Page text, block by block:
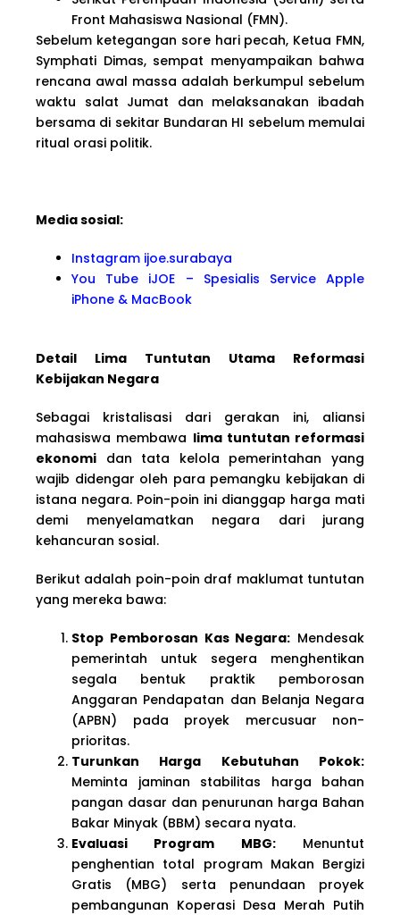
Front Mahasiswa Nasional (FMN).
Sebelum ketegangan sore hari pecah, Ketua FMN,
Symphati Dimas, sempat menyampaikan bahwa
rencana awal massa adalah berkumpul sebelum
waktu salat Jumat dan melaksanakan ibadah
bersama di sekitar Bundaran HI sebelum memulai
ritual orasi politik.
Media sosial:
Instagram ijoe.surabaya
You Tube iJOE – Spesialis Service Apple
iPhone & MacBook
Detail Lima Tuntutan Utama Reformasi
Kebijakan Negara
Sebagai kristalisasi dari gerakan ini, aliansi
mahasiswa membawa lima tuntutan reformasi
ekonomi dan tata kelola pemerintahan yang
wajib didengar oleh para pemangku kebijakan di
istana negara. Poin-poin ini dianggap harga mati
demi menyelamatkan negara dari jurang
kehancuran sosial.
Berikut adalah poin-poin draf maklumat tuntutan
yang mereka bawa:
Stop Pemborosan Kas Negara: Mendesak
pemerintah untuk segera menghentikan
segala bentuk praktik pemborosan
Anggaran Pendapatan dan Belanja Negara
(APBN) pada proyek mercusuar non-
prioritas.
Turunkan Harga Kebutuhan Pokok:
Meminta jaminan stabilitas harga bahan
pangan dasar dan penurunan harga Bahan
Bakar Minyak (BBM) secara nyata.
Evaluasi Program MBG:Menuntut
penghentian total program Makan Bergizi
Gratis (MBG) serta penundaan proyek
pembangunan Koperasi Desa Merah Putih